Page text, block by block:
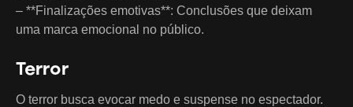
– **Finalizações emotivas**: Conclusões que deixam
uma marca emocional no público.
Terror
O terror busca evocar medo e suspense no espectador.